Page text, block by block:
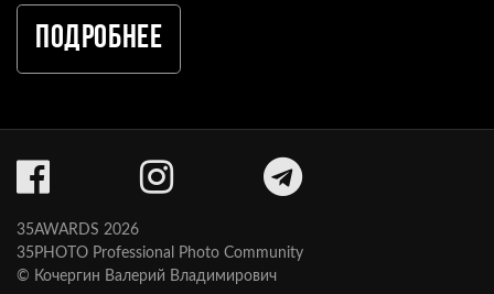
Подробнее
35AWARDS 2026
35PHOTO Professional Photo Community
© Кочергин Валерий Владимирович